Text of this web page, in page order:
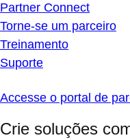
Partner Connect
Torne-se um parceiro
Treinamento
Suporte
Accesse o portal de
Crie soluções